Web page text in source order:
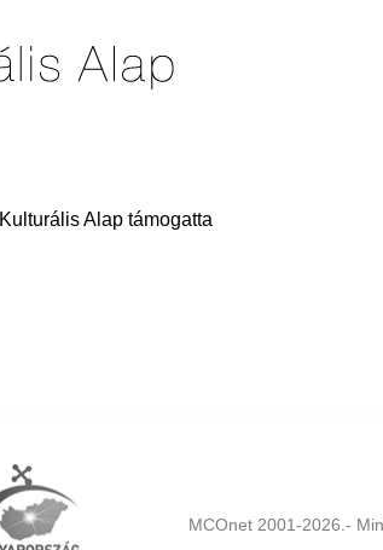
Alap támogatta
MCOnet 2001-2026.-